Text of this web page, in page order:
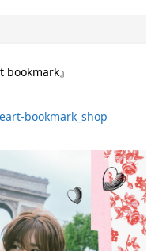
bookmark』
bookmark_shop